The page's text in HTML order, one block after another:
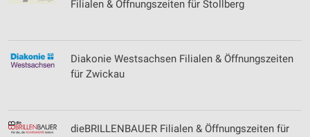
Filialen & Öffnungszeiten für Stollberg
Diakonie Westsachsen Filialen & Öffnungszeiten
für Zwickau
dieBRILLENBAUER Filialen & Öffnungszeiten für